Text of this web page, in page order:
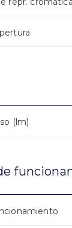
(lm)